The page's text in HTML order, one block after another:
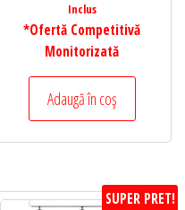
Inclus
*Ofertă Competitivă
Monitorizată
Adaugă în coș
SUPER PRET!